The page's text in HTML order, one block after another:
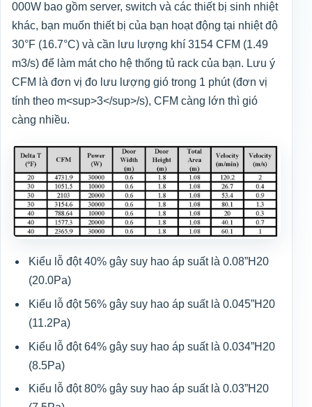
000W bao gồm server, switch và các thiết bị sinh nhiệt
khác, bạn muốn thiết bị của bạn hoạt động tại nhiệt độ
30°F (16.7°C) và cần lưu lượng khí 3154 CFM (1.49
m3/s) để làm mát cho hệ thống tủ rack của bạn. Lưu ý
CFM là đơn vị đo lưu lượng gió trong 1 phút (đơn vị
tính theo m<sup>3</sup>/s), CFM càng lớn thì gió
càng nhiều.
Kiểu lỗ đột 40% gây suy hao áp suất là 0.08”H20
(20.0Pa)
Kiểu lỗ đột 56% gây suy hao áp suất là 0.045”H20
(11.2Pa)
Kiểu lỗ đột 64% gây suy hao áp suất là 0.034”H20
(8.5Pa)
Kiểu lỗ đột 80% gây suy hao áp suất là 0.03”H20